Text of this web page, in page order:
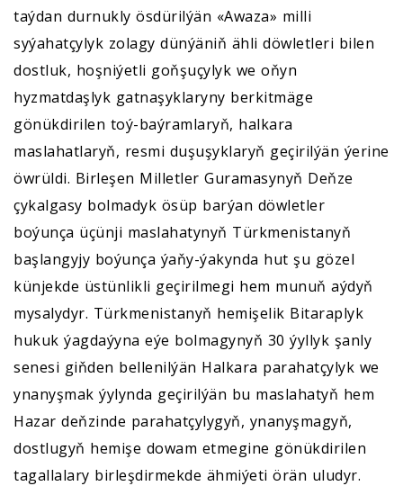
taýdan durnukly ösdürilýän «Awaza» milli
syýahatçylyk zolagy dünýäniň ähli döwletleri bilen
dostluk, hoşniýetli goňşuçylyk we oňyn
hyzmatdaşlyk gatnaşyklaryny berkitmäge
gönükdirilen toý-baýramlaryň, halkara
maslahatlaryň, resmi duşuşyklaryň geçirilýän ýerine
öwrüldi. Birleşen Milletler Guramasynyň Deňze
çykalgasy bolmadyk ösüp barýan döwletler
boýunça üçünji maslahatynyň Türkmenistanyň
başlangyjy boýunça ýaňy-ýakynda hut şu gözel
künjekde üstünlikli geçirilmegi hem munuň aýdyň
mysalydyr. Türkmenistanyň hemişelik Bitaraplyk
hukuk ýagdaýyna eýe bolmagynyň 30 ýyllyk şanly
senesi giňden bellenilýän Halkara parahatçylyk we
ynanyşmak ýylynda geçirilýän bu maslahatyň hem
Hazar deňzinde parahatçylygyň, ynanyşmagyň,
dostlugyň hemişe dowam etmegine gönükdirilen
tagallalary birleşdirmekde ähmiýeti örän uludyr.